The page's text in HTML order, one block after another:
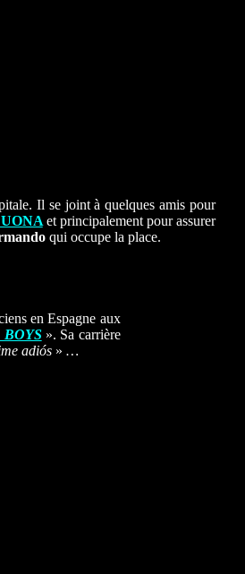
Il se joint à quelques amis pour
et principalement pour assurer
qui occupe la place.
en Espagne aux
». Sa carrière
adiós » …